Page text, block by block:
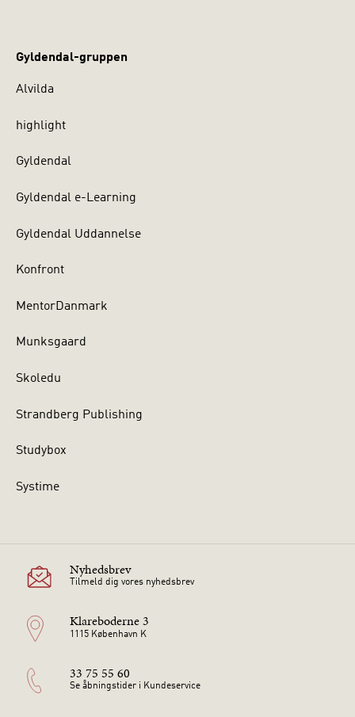
Gyldendal-gruppen
Alvilda
highlight
Gyldendal
Gyldendal e-Learning
Gyldendal Uddannelse
Konfront
MentorDanmark
Munksgaard
Skoledu
Strandberg Publishing
Studybox
Systime
Nyhedsbrev
Tilmeld dig vores nyhedsbrev
Klareboderne 3
1115 København K
33 75 55 60
Se åbningstider i Kundeservice